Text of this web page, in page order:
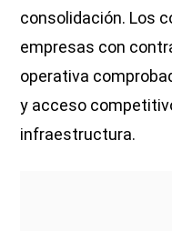
consolidación. Los
empresas con
operativa
y acceso
infraestructura.